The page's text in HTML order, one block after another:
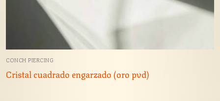
CONCH PIERCING
Cristal cuadrado engarzado (oro pvd)